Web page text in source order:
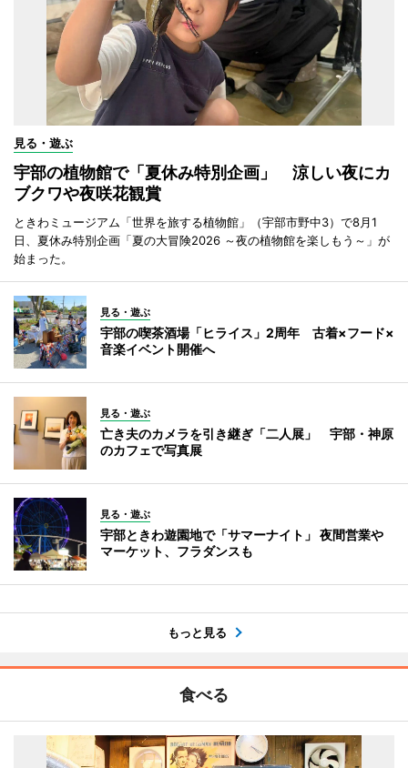
見る・遊ぶ
宇部の植物館で「夏休み特別企画」 涼しい夜にカ
ブクワや夜咲花観賞
ときわミュージアム「世界を旅する植物館」（宇部市野中3）で8月1
日、夏休み特別企画「夏の大冒険2026 ～夜の植物館を楽しもう～」が
始まった。
見る・遊ぶ
宇部の喫茶酒場「ヒライス」2周年 古着×フード×
音楽イベント開催へ
見る・遊ぶ
亡き夫のカメラを引き継ぎ「二人展」 宇部・神原
のカフェで写真展
見る・遊ぶ
宇部ときわ遊園地で「サマーナイト」 夜間営業や
マーケット、フラダンスも
もっと見る
食べる